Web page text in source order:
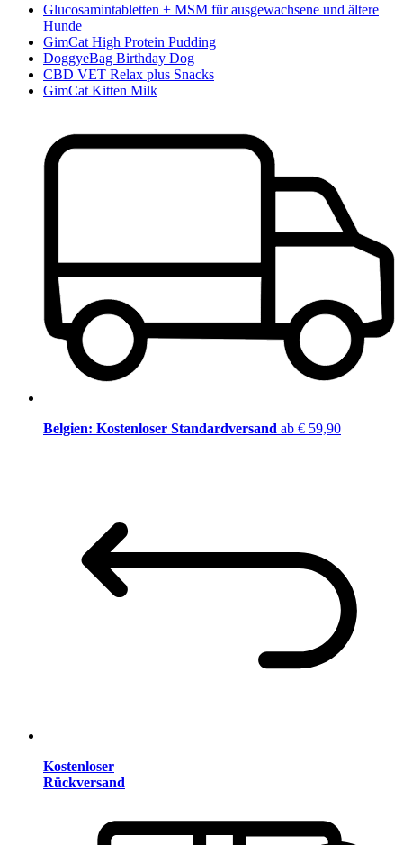
Glucosamintabletten + MSM für ausgewachsene und ältere
Hunde
GimCat High Protein Pudding
DoggyeBag Birthday Dog
CBD VET Relax plus Snacks
GimCat Kitten Milk
Belgien: Kostenloser Standardversand ab € 59,90
Kostenloser
Rückversand